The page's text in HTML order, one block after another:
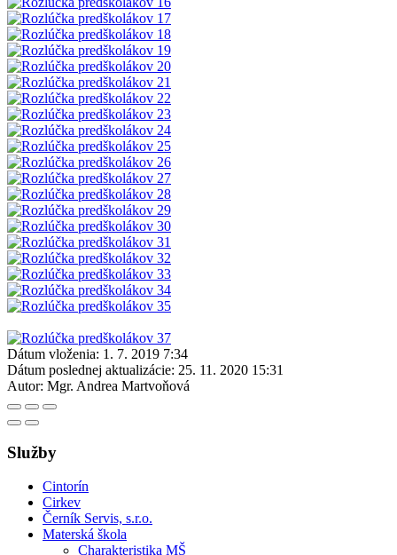
Dátum vloženia: 1. 7. 2019 7:34
Dátum poslednej aktualizácie: 25. 11. 2020 15:31
Autor: Mgr. Andrea Martvoňová
Služby
Cintorín
Cirkev
Černík Servis, s.r.o.
Materská škola
Charakteristika MŠ